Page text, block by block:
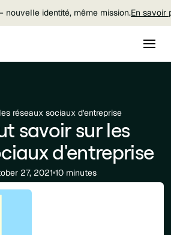
nouvelle identité, même mission.En savoir
réseaux sociaux d'entreprise
savoir sur les
d'entreprise
27, 2021 10 minutes